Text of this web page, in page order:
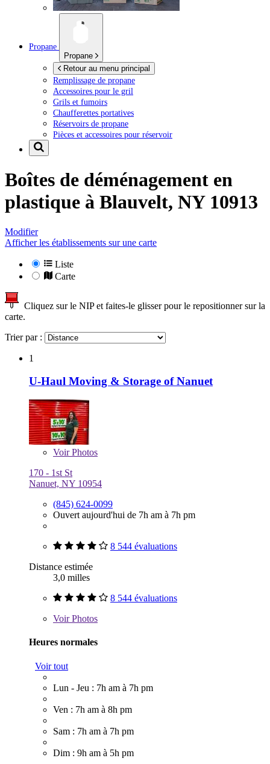
Propane
Propane
Retour au menu principal
Remplissage de propane
Accessoires pour le gril
Grils et fumoirs
Chaufferettes portatives
Réservoirs de propane
Pièces et accessoires pour réservoir
Boîtes de déménagement en
plastique à Blauvelt, NY 10913
Modifier
Afficher les établissements sur une carte
Liste
Carte
Cliquez sur le NIP et faites-le glisser pour le repositionner sur la
carte.
Trier par :
1
U-Haul Moving & Storage of Nanuet
VoirPhotos
170 - 1st St
Nanuet, NY 10954
(845) 624-0099
Ouvert aujourd'hui de 7h am à 7h pm
8 544 évaluations
Distance estimée
3,0 milles
8 544 évaluations
VoirPhotos
Heures normales
Voir tout
Lun - Jeu : 7h am à 7h pm
Ven : 7h am à 8h pm
Sam : 7h am à 7h pm
Dim : 9h am à 5h pm